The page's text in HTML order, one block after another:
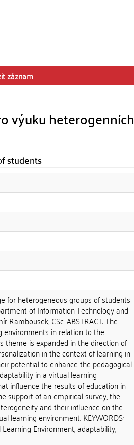
záznam
výuku heterogenních
students
for heterogeneous groups of students
of Information Technology and
Rambousek, CSc. ABSTRACT: The
in relation to the
theme is expanded in the direction of
in the context of learning in
potential to enhance the pedagogical
in a virtual learning
influence the results of education in
support of an empirical survey, the
and their influence on the
learning environment. KEYWORDS:
Environment, adaptability,